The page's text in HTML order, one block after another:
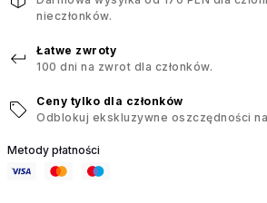
nieczłonków.
Łatwe zwroty
100 dni na zwrot dla członków.
Ceny tylko dla członków
Odblokuj ekskluzywne oszczędności
Metody płatności